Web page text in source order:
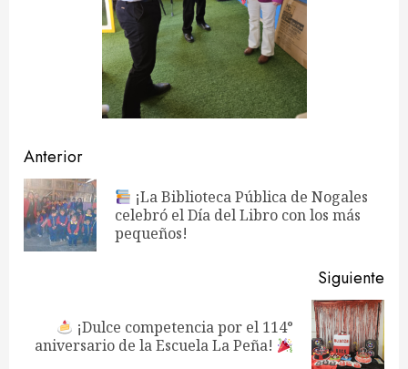
Navegación
de
entradas
Anterior
¡La Biblioteca Pública de Nogales
celebró el Día del Libro con los más
pequeños!
Siguiente
Siguiente
entrada:
¡Dulce competencia por el 114°
aniversario de la Escuela La Peña!